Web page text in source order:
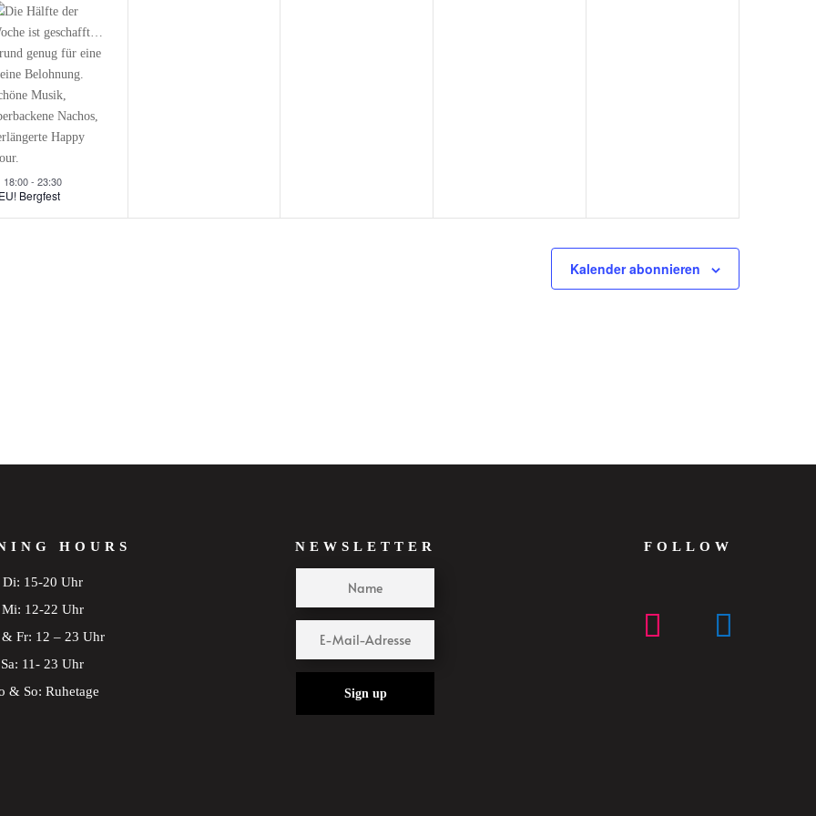
Hervorgehoben
18:00- 23:30
Bergfest
Kalender abonnieren
HOURS
Di: 15-20 Uhr
Mi: 12-22 Uhr
Fr: 12 – 23 Uhr
Sa: 11- 23 Uhr
& So: Ruhetage
NEWSLETTER
Sign up
FOLLOW